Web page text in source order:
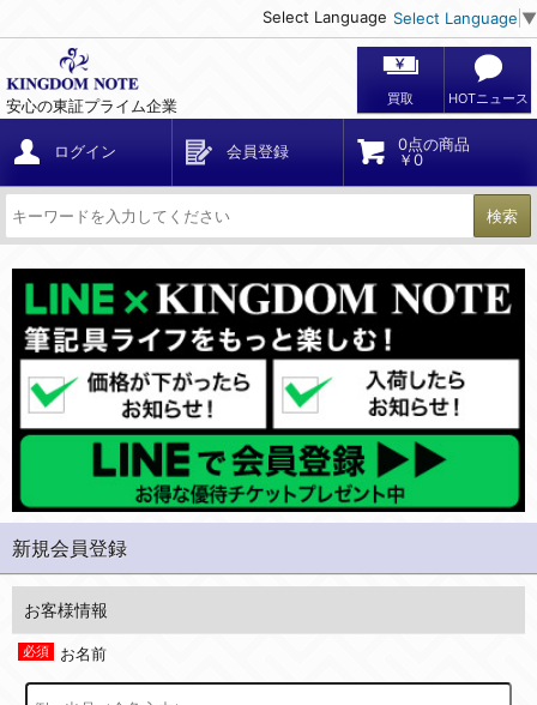
Select Language Select Language ▼
安心の東証プライム企業 買取 HOTニュース
ログイン 会員登録
0点の商品
￥0
検索
新規会員登録
お客様情報
お名前